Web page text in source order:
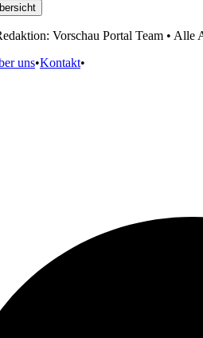
Vorschau Portal Team • Alle
uns•Kontakt•